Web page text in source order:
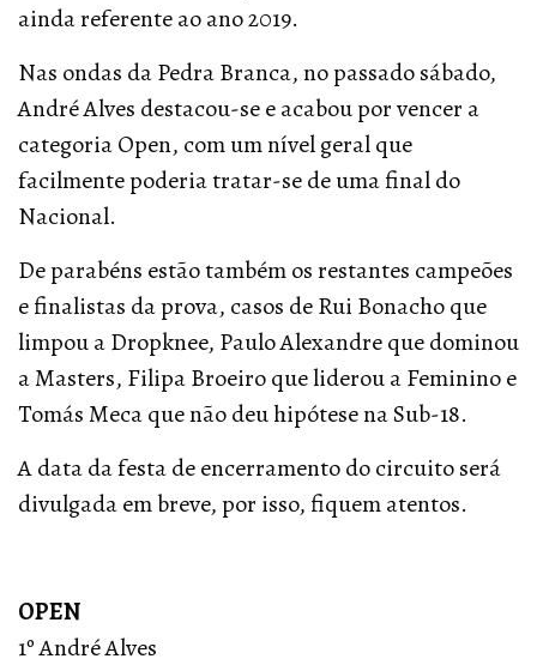
ainda referente ao ano 2019.
Nas ondas da Pedra Branca, no passado sábado,
André Alves destacou-se e acabou por vencer a
categoria Open, com um nível geral que
facilmente poderia tratar-se de uma final do
Nacional.
De parabéns estão também os restantes campeões
e finalistas da prova, casos de Rui Bonacho que
limpou a Dropknee, Paulo Alexandre que dominou
a Masters, Filipa Broeiro que liderou a Feminino e
Tomás Meca que não deu hipótese na Sub-18.
A data da festa de encerramento do circuito será
divulgada em breve, por isso, fiquem atentos.
OPEN
1º André Alves